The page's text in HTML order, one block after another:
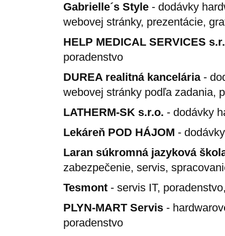
Gabrielle´s Style - dodávky
webovej stránky, prezentácie,
HELP MEDICAL SERVICES
poradenstvo
DUREA realitná kancelária-
webovej stránky podľa zadania,
LATHERM-SK s.r.o. - dodávky
Lekáreň POD HÁJOM -
Laran súkromná jazyková
zabezpečenie, servis,
Tesmont - servis IT,
PLYN-MART Servis -
poradenstvo